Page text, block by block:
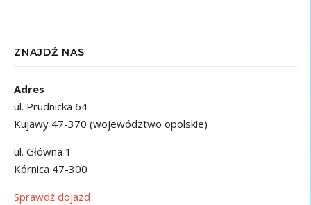
ZNAJDŹ NAS
Adres
ul. Prudnicka 64
Kujawy 47-370 (województwo opolskie)
ul. Główna 1
Kórnica 47-300
Sprawdź dojazd